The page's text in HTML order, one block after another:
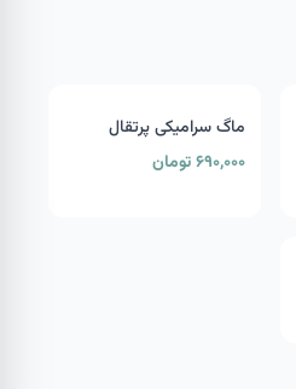
ماگ سرامیکی پرتقال
۶۹۰,۰۰۰ تومان